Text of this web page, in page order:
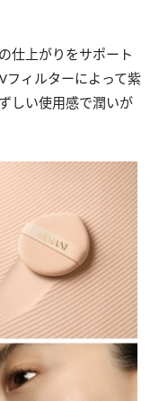
仕上がりをサポート
フィルターによって紫
しい使用感で潤いが